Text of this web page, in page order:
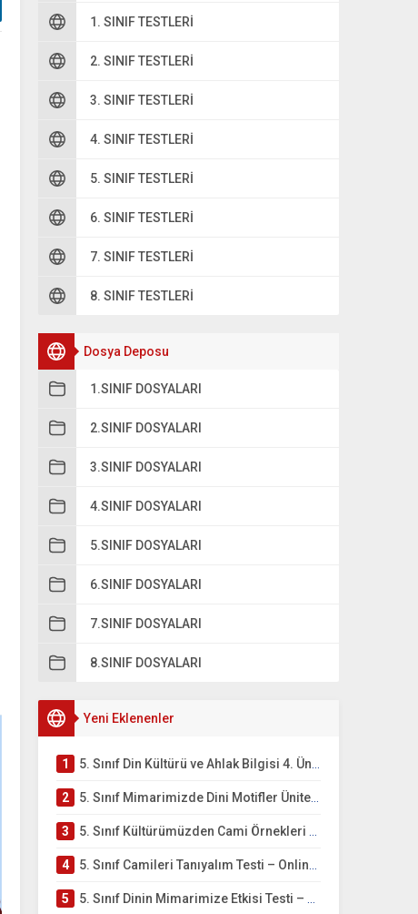
1. SINIF TESTLERI
2. SINIF TESTLERI
3. SINIF TESTLERI
4. SINIF TESTLERI
5. SINIF TESTLERI
6. SINIF TESTLERI
7. SINIF TESTLERI
8. SINIF TESTLERI
Dosya Deposu
1.SINIF DOSYALARI
2.SINIF DOSYALARI
3.SINIF DOSYALARI
4.SINIF DOSYALARI
5.SINIF DOSYALARI
6.SINIF DOSYALARI
7.SINIF DOSYALARI
8.SINIF DOSYALARI
Yeni Eklenenler
1 5. Sınıf Din Kültürü ve Ahlak Bilgisi 4. Ünite: Mimarimizde Dini Motifler Çalışmaları
2 5. Sınıf Mimarimizde Dini Motifler Ünite Testi – Online Çöz
3 5. Sınıf Kültürümüzden Cami Örnekleri Testi – Online Çöz
4 5. Sınıf Camileri Tanıyalım Testi – Online Çöz
5 5. Sınıf Dinin Mimarimize Etkisi Testi – Online Çöz